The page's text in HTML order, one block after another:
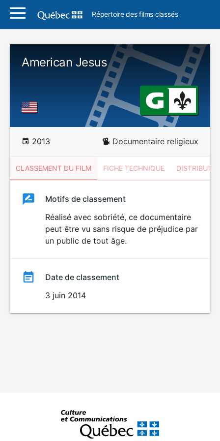
Répertoire des films classés
American Jesus
2013 Documentaire religieux
CLASSEMENT DU FILM FICHE TECHNIQUE
ClassementClassement
Motifs de classement
Réalisé avec sobriété, ce documentaire
peut être vu sans risque de préjudice par
un public de tout âge.
Date de classement
3 juin 2014